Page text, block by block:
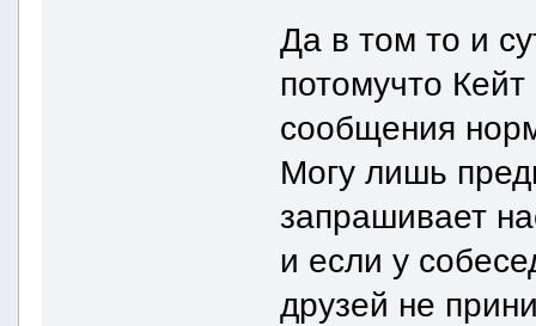
Да в том то и
потомучто
сообщения
Могу лишь
запрашивает
и если у
друзей не